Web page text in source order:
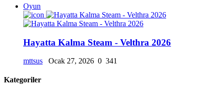
Oyun
Hayatta Kalma Steam - Velthra 2026
mttsus Ocak 27, 2026 0 341
Kategoriler